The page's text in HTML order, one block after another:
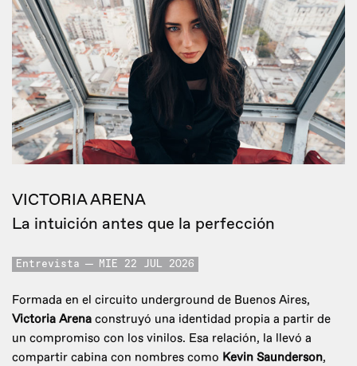
VICTORIA ARENA
La intuición antes que la perfección
Entrevista MIE 22 JUL 2026
Formada en el circuito underground de Buenos Aires,
Victoria Arena construyó una identidad propia a partir de
un compromiso con los vinilos. Esa relación, la llevó a
compartir cabina con nombres como Kevin Saunderson,